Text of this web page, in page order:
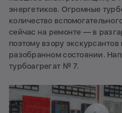
энергетиков. Огромные
количество
сейчас на ремонте — в
поэтому взору
разобранном состоянии.
турбоагрегат № 7.